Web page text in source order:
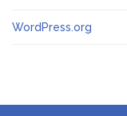
WordPress.org